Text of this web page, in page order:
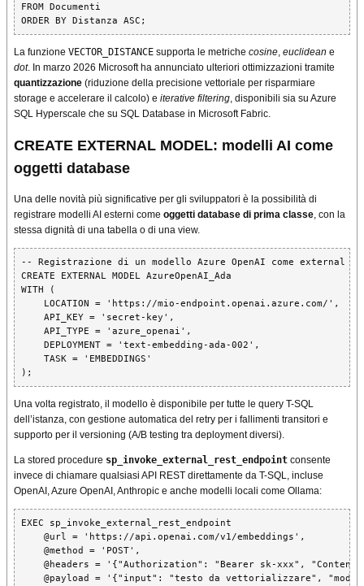
FROM Documenti
ORDER BY Distanza ASC;
La funzione VECTOR_DISTANCE supporta le metriche cosine, euclidean e
dot. In marzo 2026 Microsoft ha annunciato ulteriori ottimizzazioni tramite
quantizzazione (riduzione della precisione vettoriale per risparmiare
storage e accelerare il calcolo) e iterative filtering, disponibili sia su Azure
SQL Hyperscale che su SQL Database in Microsoft Fabric.
CREATE EXTERNAL MODEL: modelli AI come
oggetti database
Una delle novità più significative per gli sviluppatori è la possibilità di
registrare modelli AI esterni come oggetti database di prima classe, con la
stessa dignità di una tabella o di una view.
-- Registrazione di un modello Azure OpenAI come external
CREATE EXTERNAL MODEL AzureOpenAI_Ada
WITH (
    LOCATION = 'https://mio-endpoint.openai.azure.com/',
    API_KEY = 'secret-key',
    API_TYPE = 'azure_openai',
    DEPLOYMENT = 'text-embedding-ada-002',
    TASK = 'EMBEDDINGS'
);
Una volta registrato, il modello è disponibile per tutte le query T-SQL
dell’istanza, con gestione automatica del retry per i fallimenti transitori e
supporto per il versioning (A/B testing tra deployment diversi).
La stored procedure sp_invoke_external_rest_endpoint consente
invece di chiamare qualsiasi API REST direttamente da T-SQL, incluse
OpenAI, Azure OpenAI, Anthropic e anche modelli locali come Ollama:
EXEC sp_invoke_external_rest_endpoint
    @url = 'https://api.openai.com/v1/embeddings',
    @method = 'POST',
@headers = '{"Authorization": "Bearer sk-xxx",
@payload = '{"input": "testo da vettorializzare",